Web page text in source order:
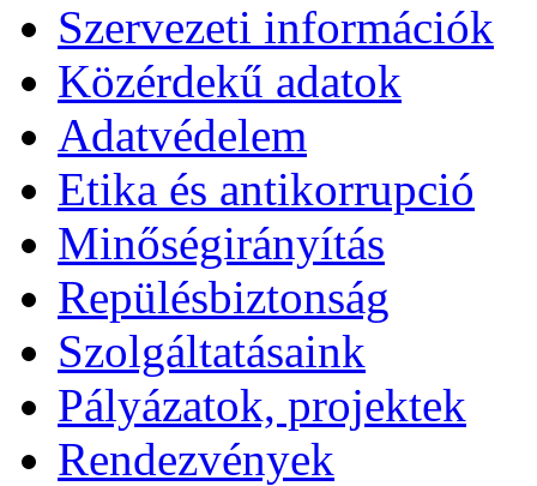
Szervezeti információk
Közérdekű adatok
Adatvédelem
Etika és antikorrupció
Minőségirányítás
Repülésbiztonság
Szolgáltatásaink
Pályázatok, projektek
Rendezvények